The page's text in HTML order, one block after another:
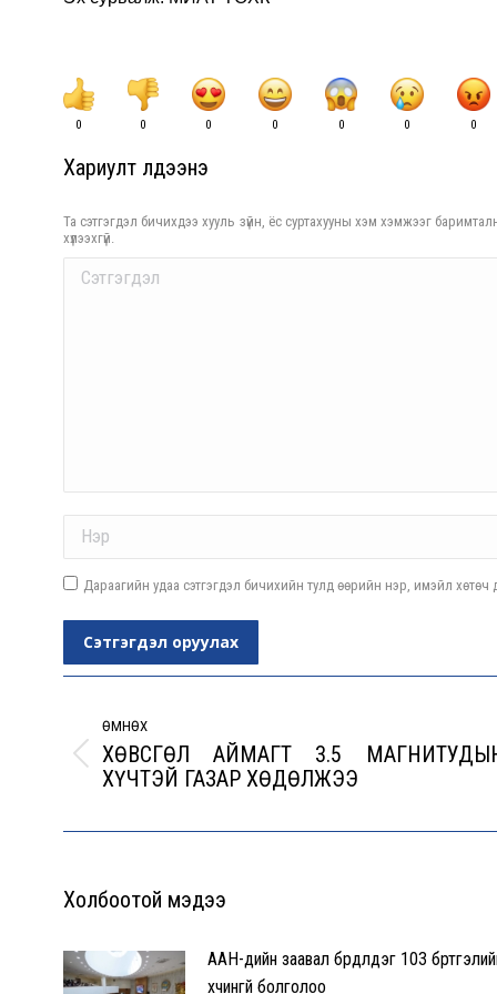
0 0 0 0 0 0 0
Хариулт үлдээнэ үү
Та сэтгэгдэл бичихдээ хууль зүйн, ёс суртахууны хэм хэмжээг
хүлээхгүй.
Comment
Дараагийн удаа сэтгэгдэл бичихийн тулд өөрийн нэр, имэйл хөтөч
Сэтгэгдэл оруулах
navigation
ӨМНӨХ
Previous
ХӨВСГӨЛ АЙМАГТ 3.5
ХҮЧТЭЙ ГАЗАР ХӨДӨЛЖЭЭ
Холбоотой мэдээ
ААН-үүдийн заавал бүрдүүлдэг 103
хүчингүй болголоо